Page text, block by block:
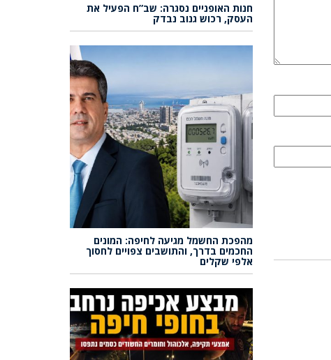
חנות האופניים נסגרה: שב”ח הפעיל את
העסק, רכוש גנוב נבדק
מהפכת החשמל מגיעה לחיפה: המונים
החכמים בדרך, והתושבים צפויים לחסוך
אלפי שקלים